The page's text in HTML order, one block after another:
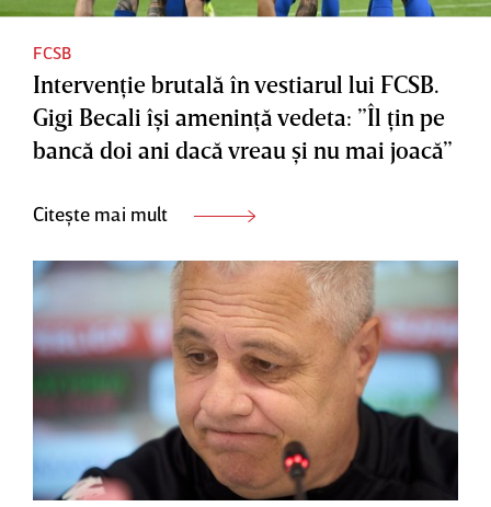
FCSB
Intervenţie brutală în vestiarul lui FCSB.
Gigi Becali îşi ameninţă vedeta: ”Îl ţin pe
bancă doi ani dacă vreau şi nu mai joacă”
Citește mai mult